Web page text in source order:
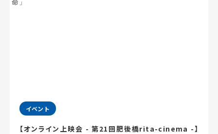
イベント
【オンライン上映会 - 第21回肥後橋rita-cinema -】